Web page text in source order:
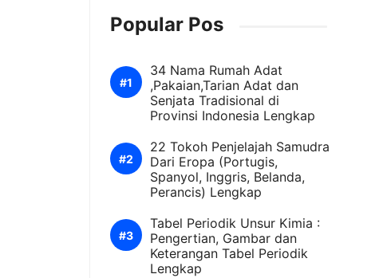
Popular Pos
34 Nama Rumah Adat
,Pakaian,Tarian Adat dan
Senjata Tradisional di
Provinsi Indonesia Lengkap
22 Tokoh Penjelajah Samudra
Dari Eropa (Portugis,
Spanyol, Inggris, Belanda,
Perancis) Lengkap
Tabel Periodik Unsur Kimia :
Pengertian, Gambar dan
Keterangan Tabel Periodik
Lengkap